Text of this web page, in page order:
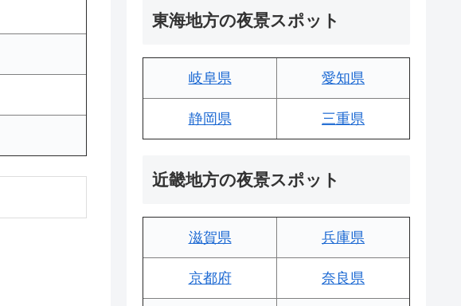
東海地方の夜景スポット
岐阜県 愛知県
静岡県 三重県
近畿地方の夜景スポット
滋賀県 兵庫県
京都府 奈良県